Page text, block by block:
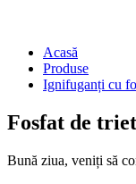
Acasă
Produse
Ignifuganți cu
Fosfat de
Bună ziua, veniți să